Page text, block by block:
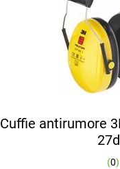
Cuffie antirumore
(0)